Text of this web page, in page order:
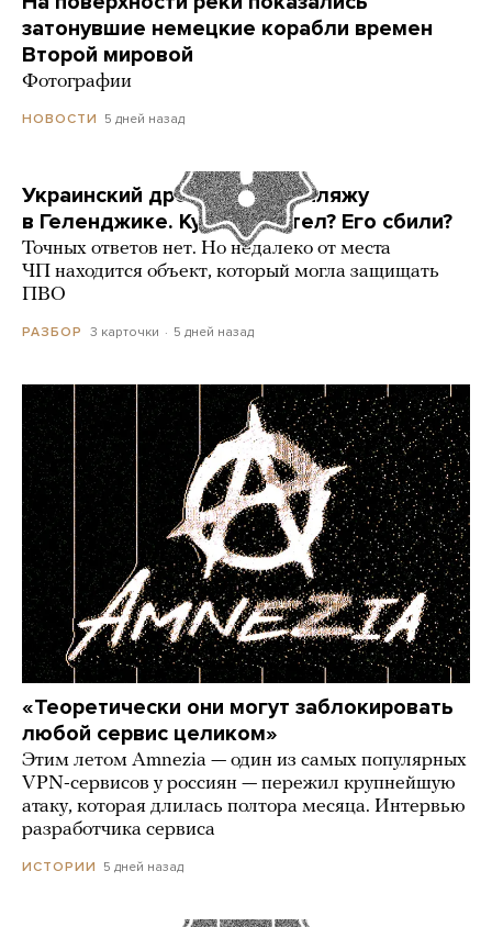
затонувшие немецкие корабли времен
Второй мировой
Фотографии
НОВОСТИ 5 дней назад
Украинский дрон попал по пляжу
в Геленджике. Куда он летел? Его сбили?
Точных ответов нет. Но недалеко от места
ЧП находится объект, который могла защищать
ПВО
РАЗБОР 3 карточки 5 дней назад
«Теоретически они могут заблокировать
любой сервис целиком»
Этим летом Amnezia — один из самых популярных
VPN-сервисов у россиян — пережил крупнейшую
атаку, которая длилась полтора месяца. Интервью
разработчика сервиса
ИСТОРИИ 5 дней назад